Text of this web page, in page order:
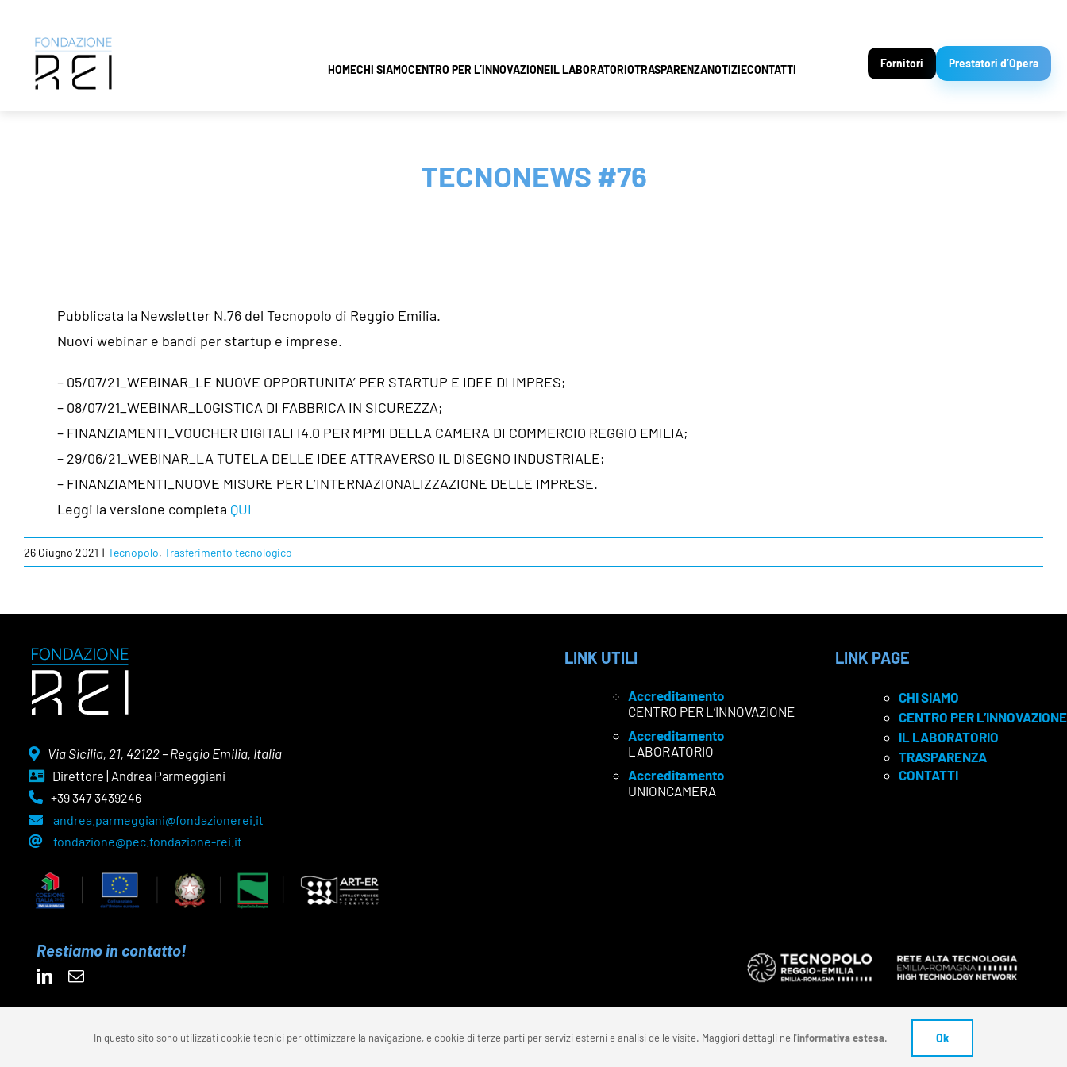
HOMECHI SIAMOCENTRO PER L’INNOVAZIONEIL LABORATORIOTRASPARENZANOTIZIECONTATTI Fornitori Prestatori d’Opera
TECNONEWS #76
Pubblicata la Newsletter N.76 del Tecnopolo di Reggio Emilia.
Nuovi webinar e bandi per startup e imprese.
– 05/07/21_WEBINAR_LE NUOVE OPPORTUNITA’ PER STARTUP E IDEE DI IMPRES;
– 08/07/21_WEBINAR_LOGISTICA DI FABBRICA IN SICUREZZA;
– FINANZIAMENTI_VOUCHER DIGITALI I4.0 PER MPMI DELLA CAMERA DI COMMERCIO REGGIO EMILIA;
– 29/06/21_WEBINAR_LA TUTELA DELLE IDEE ATTRAVERSO IL DISEGNO INDUSTRIALE;
– FINANZIAMENTI_NUOVE MISURE PER L’INTERNAZIONALIZZAZIONE DELLE IMPRESE.
Leggi la versione completa QUI
26 Giugno 2021 | Tecnopolo, Trasferimento tecnologico
Via Sicilia, 21, 42122 – Reggio Emilia, Italia
Direttore | Andrea Parmeggiani
+39 347 3439246
andrea.parmeggiani@fondazionerei.it
fondazione@pec.fondazione-rei.it
LINK UTILI
Accreditamento
CENTRO PER L’INNOVAZIONE
Accreditamento
LABORATORIO
Accreditamento
UNIONCAMERA
LINK PAGE
CHI SIAMO
CENTRO PER L’INNOVAZIONE
IL LABORATORIO
TRASPARENZA
CONTATTI
Restiamo in contatto!
© 2025 FONDAZIONE REI – C.F. 91159870350 | P.IVA 02772570350 | Codice Univoco: SUBM7ØN
In questo sito sono utilizzati cookie tecnici per ottimizzare la navigazione, e cookie di terze parti per servizi esterni e analisi delle visite. Maggiori dettagli nell'informativa estesa. Ok